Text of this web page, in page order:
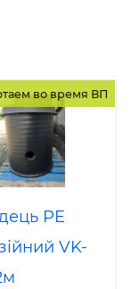
во время ВП
PE
VK-